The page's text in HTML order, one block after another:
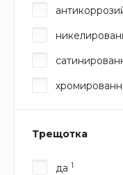
Трещотка
да 1